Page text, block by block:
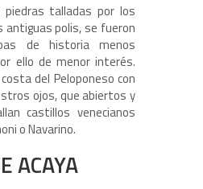
talladas por los
polis, se fueron
de historia menos
ello de menor interés.
del Peloponeso con
ojos, que abiertos y
castillos venecianos
o Navarino.
ACAYA